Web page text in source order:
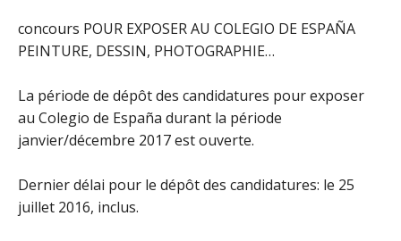
concours POUR EXPOSER AU COLEGIO DE ESPAÑA
PEINTURE, DESSIN, PHOTOGRAPHIE…
La période de dépôt des candidatures pour exposer
au Colegio de España durant la période
janvier/décembre 2017 est ouverte.
Dernier délai pour le dépôt des candidatures: le 25
juillet 2016, inclus.